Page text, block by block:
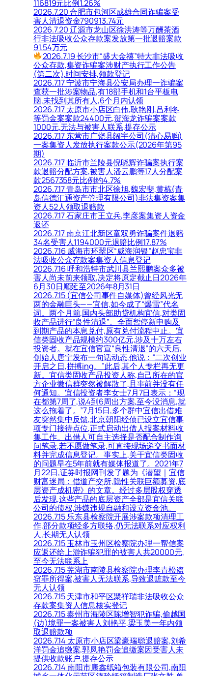
116819元比例1.26%
2026.7.20 合肥市包河区成雄合同诈骗案受
害人清退资金790913.74元
2026.7.20 辽源市龙山区徐洪涛等万酬茶酒
行非法吸收公众存款案发放第一批退赔案款
91.54万元
2026.7.19 长沙市“盛大金禧”特大非法吸收
公众存款,集资诈骗案涉财产执行工作公告
(第二次),时间安排,领款登记
2026.7.17 宁波市宁海县公安局办理一诈骗案
查获一批涉案物品,有18部手机和1台平板电
脑,未找到其所有人,6个月内认领
2026.7.17 太原市小店区白伟,耿艳刚,吕利冬
等罚金案案款24400元,贺海龙诈骗案案款
1000元,无法与被害人联系,提存公示
2026.7.17 东营市广饶县阔宇公司(清心易购)
一案集资人发放执行案款公示(2026年第95
期)
2026.7.17 临沂市兰陵县倪晓辉诈骗案执行案
款退赔分配方案,被害人潘云鹏等17人分配案
款2567358元比例约4.7%
2026.7.17 青岛市市北区徐旭,魏宏斐,黄栋(青
岛信德汇通资产管理有限公司)非法集资案集
资人52人领取退赔款
2026.7.17 石家庄市王立兵,李彦案集资人资金
返还
2026.7.17 南京江北新区童双勇诈骗案件退赔
34名受害人1194000元退赔比例17.87%
2026.7.16 威海市环翠区“威海润银”赵忠宝非
法吸收公众存款案集资人信息登记
2026.7.16 呼和浩特市武川县兰熙鹏案众多被
害人尚未前来领取,决定将原定截止日2026年
6月30日顺延至2026年8月31日
2026.7.15 (宜信公司事件自媒体)曾经风光无
两的金融巨头——宜信,如今成了“爆雷”代名
词。两个月前,国内头部助贷机构宜信,对类固
收产品进行“良性清退”。全面暂停新申购及
到期产品的本息兑付,原有兑付流程中止。宜
信类固收产品规模约300亿元,涉及十万左右
投资者。就在宜信官宣“良性清退”的六天后,
创始人唐宁发布一句话动态,他说：“二次创业
开启之日,拼搏ing。”此后,其个人专栏再无更
新。宜信类固收产品投资人称,自己所在的官
方企业微信群突然被解散了,且事前并没有任
何通知。宜信投资者李女士7月7日表示：“现
在都第7周了,说4到6周出方案,至今没消息,就
这么拖着了。”7月15日,多个群中宜信出借难
友突然集中反馈,北京朝阳经侦已设立宜信事
项专门接待点位,正式启动出借人报案材料收
集工作。出借人可自主选择是否配合制作询
问笔录,若不愿做笔录,可直接现场递交书面材
料并完成信息登记。事实上,关于宜信类固收
的问题早在5年前就有媒体报道了。2021年7
月22日,证券时报网刊发了题为《潜望｜宜信
财富迷局：借道产交所,隐性关联巨额募资,底
层资产成机密》的文章。经过多层股权穿透
后发现,这些产品的底层资产全部是宜信关联
公司的债权,涉嫌违规自融和设立资金池。
2026.7.15 乐东县检察院开展涉案款项清理工
作,部分款项经多方联络,仍无法联系对应权利
人,长期无人认领
2026.7.15 玉林市玉州区检察院办理一帮信案
应返还给上游诈骗犯罪的被害人共20000元,
至今无法联系上
2026.7.15 芜湖市南陵县检察院办理李青松盗
窃罪所得案,被害人无法联系,导致退赃款至今
无人认领
2026.7.15 天津市和平区聚祥瑞非法吸收公众
存款案集资人信息核实登记
2026.7.15 泰州市海陵区陈增智犯诈骗,偷越国
(边)境罪一案被害人刘艳平,梁玉美一年内领
取退赔款项
2026.7.14 太原市小店区梁豪瑞聪退赔案,刘希
洋罚金追缴案,郭凤艳罚金追缴案因受害人未
提供收款账户,提存公示
2026.7.14 南阳市康鑫纸箱包装有限公司,南阳